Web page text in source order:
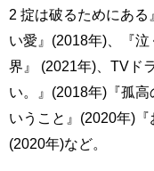
2 掟は破るためにあ
い愛』(2018年)、『
界』 (2021年)、TVド
い。』(2018年)『孤
いうこと』(2020年)『
(2020年)など。